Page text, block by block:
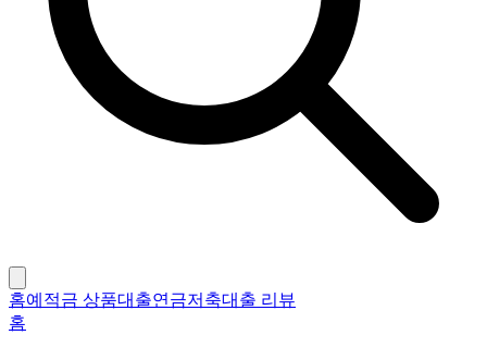
홈예적금 상품대출연금저축대출 리뷰
홈